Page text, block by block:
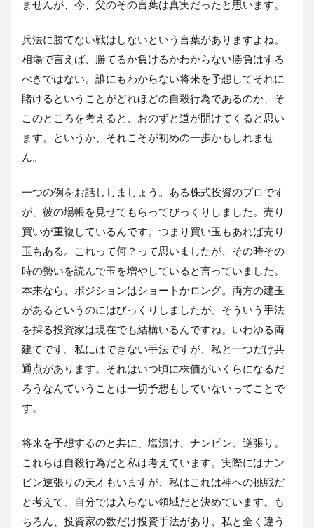
ませんが、今、父のその言葉は真実だったと思います。
兵法に勝てない戦はしないという言葉がありますよね。
相場で言えば、勝てるか負けるかわからない勝負はする
べきではない。誰にもわからない将来を予想してそれに
賭けるということがどれほどの自殺行為であるのか、そ
このところを考えると、おのずと道が開けてくると思い
ます。というか、それこそが初めの一歩かもしれませ
ん。
一つの例をお話ししましょう。ある株式投資のプロです
が、彼の場帳を見せてもらってびっくりしました。売り
買いが重複しているんです。つまり買い玉もあれば売り
玉もある。これって何？って思いましたが、その時その
時の勢いを読んで玉を増やしていると言っていました。
本来なら、ポジションはショートかロング。両方の建玉
があるというのにはびっくりしましたが、そういう手法
を採る投資家は現在でも結構いるんですね。いわゆる両
建てです。私にはできない手法ですが、私と一つだけ共
通点があります。それはいつ頃に株価がいくらになるだ
ろうなんていうことは一切予想もしていないってことで
す。
将来を予想するのと共に、塩漬け、ナンピン、逆張り。
これらは自殺行為だと私は考えています。実際にはナン
ピン逆張りの天才もいますが、私はこれは神への挑戦だ
と考えて、自分では入らない領域だと決めています。も
ちろん、投資家の数だけ投資手法があり、私と全く違う